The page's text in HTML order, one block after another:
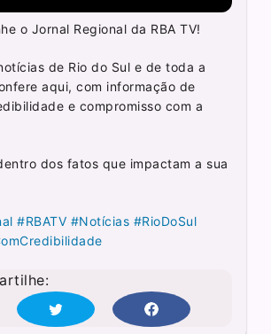
o Jornal Regional da RBA TV!
de Rio do Sul e de toda a
aqui, com informação de
e compromisso com a
dos fatos que impactam a sua
#RBATV #Notícias #RioDoSul